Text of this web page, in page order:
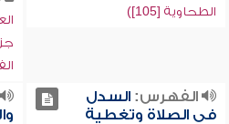
الطحاوية [105])
الفهرس:السدل
في الصلاة وتغطية